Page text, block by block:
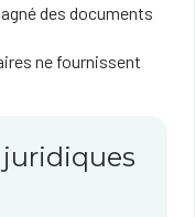
des documents
ne fournissent
juridiques